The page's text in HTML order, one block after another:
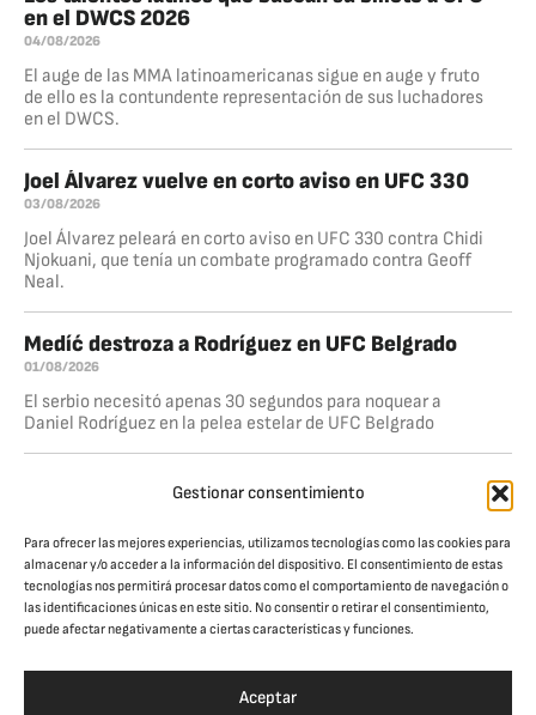
Gestionar consentimiento
Para ofrecer las mejores experiencias, utilizamos tecnologías como las cookies para
almacenar y/o acceder a la información del dispositivo. El consentimiento de estas
tecnologías nos permitirá procesar datos como el comportamiento de navegación o
las identificaciones únicas en este sitio. No consentir o retirar el consentimiento,
puede afectar negativamente a ciertas características y funciones.
Aceptar
en el DWCS 2026
04/08/2026
El auge de las MMA latinoamericanas sigue en auge y fruto
de ello es la contundente representación de sus luchadores
en el DWCS.
Joel Álvarez vuelve en corto aviso en UFC 330
03/08/2026
Joel Álvarez peleará en corto aviso en UFC 330 contra Chidi
Njokuani, que tenía un combate programado contra Geoff
Neal.
Medíć destroza a Rodríguez en UFC Belgrado
01/08/2026
El serbio necesitó apenas 30 segundos para noquear a
Daniel Rodríguez en la pelea estelar de UFC Belgrado
Dominio total de Ankalaev
Magomed Ankalaev volvió a la senda del triunfo al derrotar
a Bogdan Guskov por nocaut técnico en el quinto round,
dentro de la pelea estelar de UFC Abu Dhabi. El